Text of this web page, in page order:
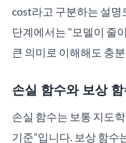
cost라고 구분하는 설명
단계에서는 "모델이 줄
큰 의미로 이해해도 충
손실 함수와 보상
손실 함수는 보통 지도
기준"입니다. 보상 함수